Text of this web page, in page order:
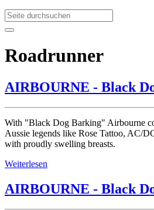
Roadrunner
AIRBOURNE - Black
With "Black Dog Barking" Airbourne
Aussie legends like Rose Tattoo, AC/
with proudly swelling breasts.
Weiterlesen
AIRBOURNE - Black